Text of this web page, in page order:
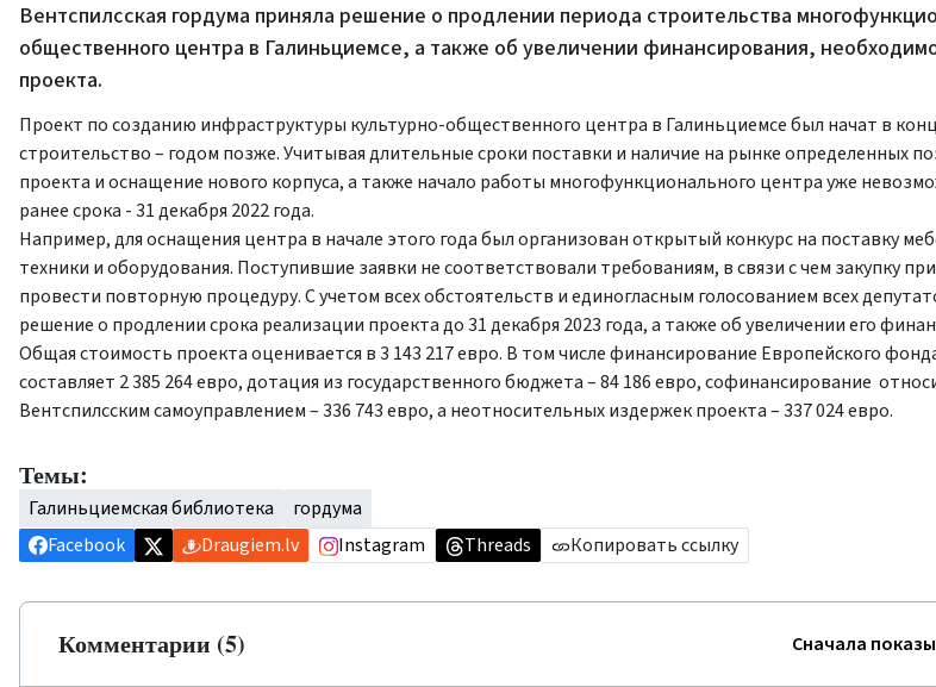
Вентспилсская гордума приняла решение о продлении периода строительства
общественного центра в Галиньциемсе, а также об увеличении финансирования,
проекта.
Проект по созданию инфраструктуры культурно-общественного центра в Галиньциемсе был начат в
строительство – годом позже. Учитывая длительные сроки поставки и наличие на рынке определенных
проекта и оснащение нового корпуса, а также начало работы многофункционального центра уже
ранее срока - 31 декабря 2022 года.
Например, для оснащения центра в начале этого года был организован открытый конкурс на поставку
техники и оборудования. Поступившие заявки не соответствовали требованиям, в связи с чем закупку
провести повторную процедуру. С учетом всех обстоятельств и единогласным голосованием всех
решение о продлении срока реализации проекта до 31 декабря 2023 года, а также об увеличении его
Общая стоимость проекта оценивается в 3 143 217 евро. В том числе финансирование Европейского
составляет 2 385 264 евро, дотация из государственного бюджета – 84 186 евро, софинансирование
Вентспилсским самоуправлением – 336 743 евро, а неотносительных издержек проекта – 337 024 евро.
Темы:
Галиньциемская библиотека
гордума
Facebook
Draugiem.lv Instagram Threads Копировать ссылку
Комментарии (5) Сначала